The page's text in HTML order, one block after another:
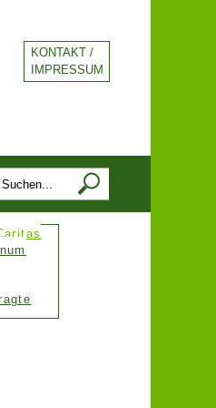
KONTAKT /
IMPRESSUM